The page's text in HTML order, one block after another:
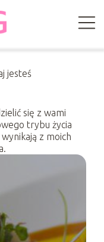
jesteś
się z wami
trybu życia
z moich